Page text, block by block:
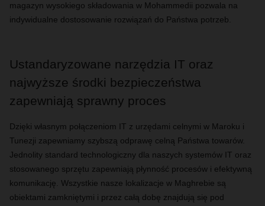
magazyn wysokiego składowania w Mohammedii pozwala na
indywidualne dostosowanie rozwiązań do Państwa potrzeb.
Ustandaryzowane narzędzia IT oraz
najwyższe środki bezpieczeństwa
zapewniają sprawny proces
Dzięki własnym połączeniom IT z urzędami celnymi w Maroku i
Tunezji zapewniamy szybszą odprawę celną Państwa towarów.
Jednolity standard technologiczny dla naszych systemów IT oraz
stosowanego sprzętu zapewniają płynność procesów i efektywną
komunikację. Wszystkie nasze lokalizacje w Maghrebie są
obiektami zamkniętymi i przez całą dobę znajdują się pod